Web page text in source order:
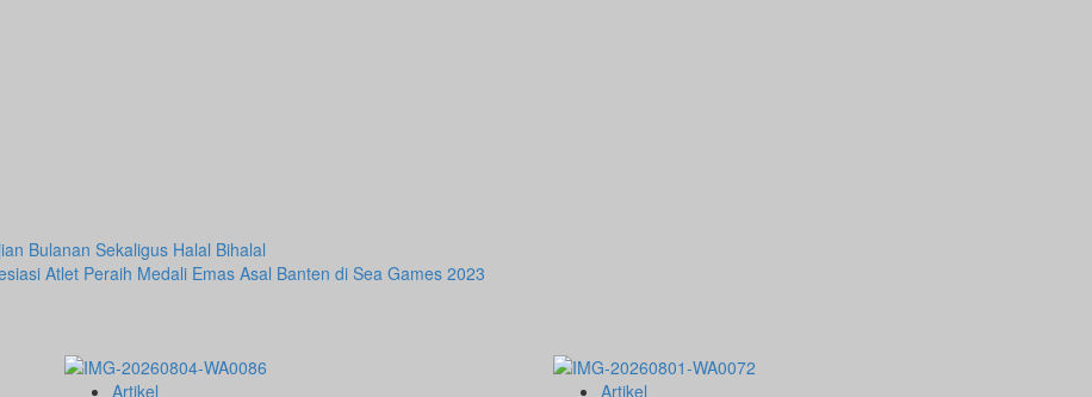
Bulanan Sekaligus Halal Bihalal
Atlet Peraih Medali Emas Asal Banten di Sea Games 2023
Artikel Artikel